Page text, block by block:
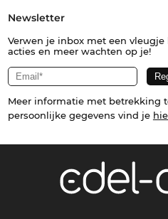
Newsletter
Verwen je inbox met een vleugje
acties en meer wachten op je!
Meer informatie met betrekking
persoonlijke gegevens vind je